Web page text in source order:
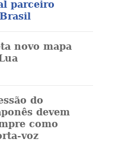
parceiro
novo mapa
do
devem
como
voz